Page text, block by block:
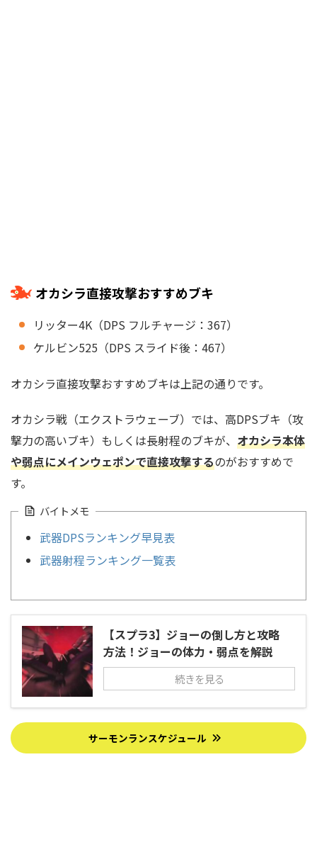
オカシラ直接攻撃おすすめブキ
リッター4K（DPS フルチャージ：367）
ケルビン525（DPS スライド後：467）
オカシラ直接攻撃おすすめブキは上記の通りです。
オカシラ戦（エクストラウェーブ）では、高DPSブキ（攻
撃力の高いブキ）もしくは長射程のブキが、 オカシラ本体
や弱点にメインウェポンで直接攻撃するのがおすすめで
す。
バイトメモ
武器DPSランキング早見表
武器射程ランキング一覧表
【スプラ3】ジョーの倒し方と攻略
方法！ジョーの体力・弱点を解説
続きを見る
サーモンランスケジュール